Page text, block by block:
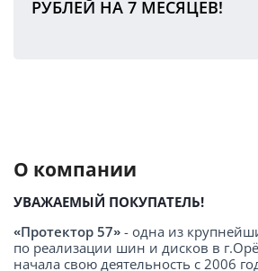
РУБЛЕЙ НА 7 МЕСЯЦЕВ!
О компании
УВАЖАЕМЫЙ ПОКУПАТЕЛЬ!
«Протектор 57» - одна из
по реализации шин и дисков в
начала свою деятельность с 2006